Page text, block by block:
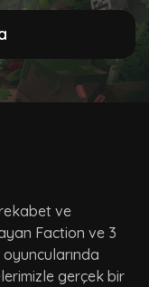
ve
Faction ve 3
gerçek bir